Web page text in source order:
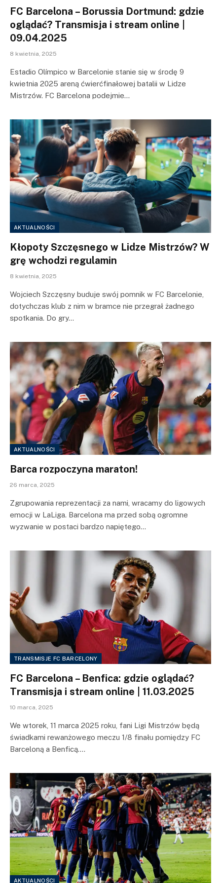
FC Barcelona – Borussia Dortmund: gdzie
oglądać? Transmisja i stream online |
09.04.2025
8 kwietnia, 2025
Estadio Olímpico w Barcelonie stanie się w środę 9
kwietnia 2025 areną ćwierćfinałowej batalii w Lidze
Mistrzów. FC Barcelona podejmie…
AKTUALNOŚCI
Kłopoty Szczęsnego w Lidze Mistrzów? W
grę wchodzi regulamin
8 kwietnia, 2025
Wojciech Szczęsny buduje swój pomnik w FC Barcelonie,
dotychczas klub z nim w bramce nie przegrał żadnego
spotkania. Do gry…
AKTUALNOŚCI
Barca rozpoczyna maraton!
26 marca, 2025
Zgrupowania reprezentacji za nami, wracamy do ligowych
emocji w LaLiga. Barcelona ma przed sobą ogromne
wyzwanie w postaci bardzo napiętego…
TRANSMISJE FC BARCELONY
FC Barcelona – Benfica: gdzie oglądać?
Transmisja i stream online | 11.03.2025
10 marca, 2025
We wtorek, 11 marca 2025 roku, fani Ligi Mistrzów będą
świadkami rewanżowego meczu 1/8 finału pomiędzy FC
Barceloną a Benficą.…
AKTUALNOŚCI